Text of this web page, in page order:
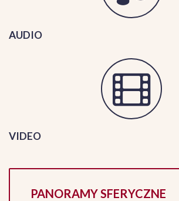
AUDIO
VIDEO
PANORAMY SFERYCZNE